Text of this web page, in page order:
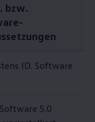
bzw.
ID. Software
5.0